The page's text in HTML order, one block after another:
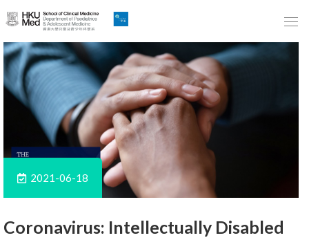
Skip
to
Main
Content
跳
2021-06-18
Coronavirus: Intellectually Disabled